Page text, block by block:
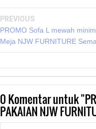
PREVIOUS
PROMO Sofa L mewah
Meja NJW FURNITURE
0Komentar untuk
PAKAIAN NJW